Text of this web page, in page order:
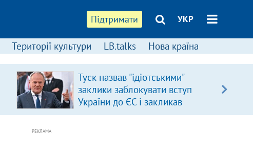
Підтримати УКР
Території культури LB.talks Нова країна
Туск назвав "ідіотськими"
заклики заблокувати вступ
України до ЄС і закликав
припинити антиукраїнську
РЕКЛАМА